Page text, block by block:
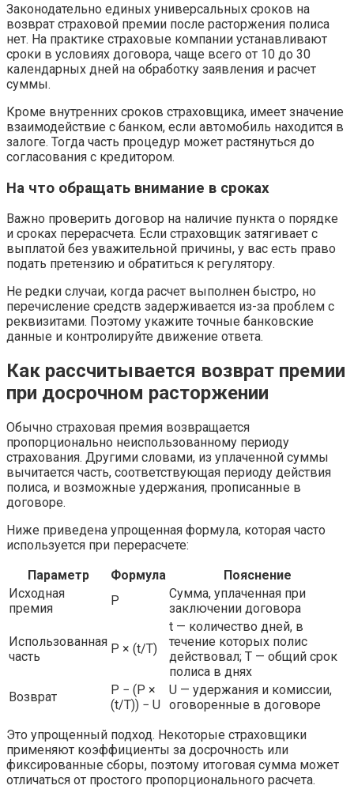
Законодательно единых универсальных сроков на
возврат страховой премии после расторжения полиса
нет. На практике страховые компании устанавливают
сроки в условиях договора, чаще всего от 10 до 30
календарных дней на обработку заявления и расчет
суммы.
Кроме внутренних сроков страховщика, имеет значение
взаимодействие с банком, если автомобиль находится в
залоге. Тогда часть процедур может растянуться до
согласования с кредитором.
На что обращать внимание в сроках
Важно проверить договор на наличие пункта о порядке
и сроках перерасчета. Если страховщик затягивает с
выплатой без уважительной причины, у вас есть право
подать претензию и обратиться к регулятору.
Не редки случаи, когда расчет выполнен быстро, но
перечисление средств задерживается из-за проблем с
реквизитами. Поэтому укажите точные банковские
данные и контролируйте движение ответа.
Как рассчитывается возврат премии
при досрочном расторжении
Обычно страховая премия возвращается
пропорционально неиспользованному периоду
страхования. Другими словами, из уплаченной суммы
вычитается часть, соответствующая периоду действия
полиса, и возможные удержания, прописанные в
договоре.
Ниже приведена упрощенная формула, которая часто
используется при перерасчете:
Параметр
Формула
Пояснение
Исходная
премия
P
Сумма, уплаченная при
заключении договора
Использованная
часть
P × (t/Т)
t — количество дней, в
течение которых полис
действовал; Т — общий срок
полиса в днях
Возврат
P − (P ×
(t/Т)) − U
U — удержания и комиссии,
оговоренные в договоре
Это упрощенный подход. Некоторые страховщики
применяют коэффициенты за досрочность или
фиксированные сборы, поэтому итоговая сумма может
отличаться от простого пропорционального расчета.